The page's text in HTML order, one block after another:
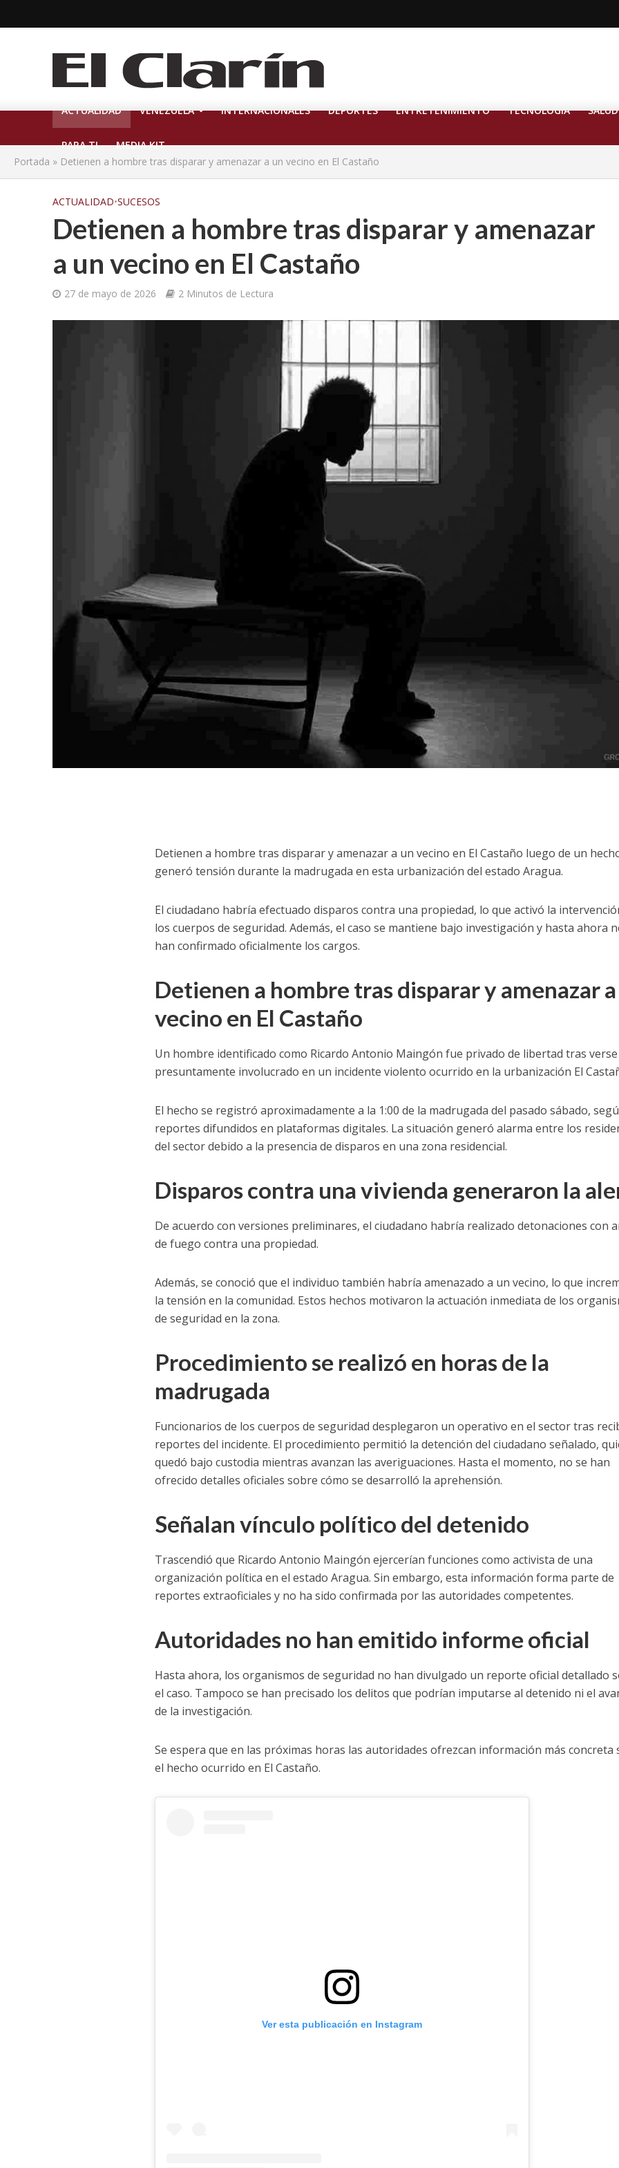
ACTUALIDAD VENEZUELA INTERNACIONALES DEPORTES ENTRETENIMIENTO TECNOLOGÍA SALUD
PARA TI
MEDIA KIT
Portada » Detienen a hombre tras disparar y amenazar a un vecino en El Castaño
ACTUALIDAD•SUCESOS
Detienen a hombre tras disparar y amenazar
a un vecino en El Castaño
27 de mayo de 2026 2 Minutos de Lectura
Detienen a hombre tras disparar y amenazar a un vecino en El Castaño luego de un
generó tensión durante la madrugada en esta urbanización del estado Aragua.
El ciudadano habría efectuado disparos contra una propiedad, lo que activó la
los cuerpos de seguridad. Además, el caso se mantiene bajo investigación y hasta ahora
han confirmado oficialmente los cargos.
Detienen a hombre tras disparar y amenazar
vecino en El Castaño
Un hombre identificado como Ricardo Antonio Maingón fue privado de libertad tras verse
presuntamente involucrado en un incidente violento ocurrido en la urbanización El
El hecho se registró aproximadamente a la 1:00 de la madrugada del pasado sábado,
reportes difundidos en plataformas digitales. La situación generó alarma entre los
del sector debido a la presencia de disparos en una zona residencial.
Disparos contra una vivienda generaron la
De acuerdo con versiones preliminares, el ciudadano habría realizado detonaciones con
de fuego contra una propiedad.
Además, se conoció que el individuo también habría amenazado a un vecino, lo que
la tensión en la comunidad. Estos hechos motivaron la actuación inmediata de los
de seguridad en la zona.
Procedimiento se realizó en horas de la
madrugada
Funcionarios de los cuerpos de seguridad desplegaron un operativo en el sector tras
reportes del incidente. El procedimiento permitió la detención del ciudadano señalado,
quedó bajo custodia mientras avanzan las averiguaciones. Hasta el momento, no se han
ofrecido detalles oficiales sobre cómo se desarrolló la aprehensión.
Señalan vínculo político del detenido
Trascendió que Ricardo Antonio Maingón ejercerían funciones como activista de una
organización política en el estado Aragua. Sin embargo, esta información forma parte de
reportes extraoficiales y no ha sido confirmada por las autoridades competentes.
Autoridades no han emitido informe oficial
Hasta ahora, los organismos de seguridad no han divulgado un reporte oficial detallado
el caso. Tampoco se han precisado los delitos que podrían imputarse al detenido ni el
de la investigación.
Se espera que en las próximas horas las autoridades ofrezcan información más concreta
el hecho ocurrido en El Castaño.
Ver esta publicación en Instagram